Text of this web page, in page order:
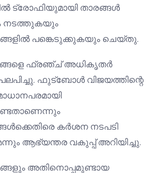
ട്രോഫിയുമായി താരങ്ങൾ
നടത്തുകയും
പങ്കെടുക്കുകയും ചെയ്തു.
ഫ്രഞ്ച് അധികൃതർ
ഫുട്ബോൾ വിജയത്തിന്റെ
കർശന നടപടി
ആഭ്യന്തര വകുപ്പ് അറിയിച്ചു.
അതിനൊപ്പമുണ്ടായ